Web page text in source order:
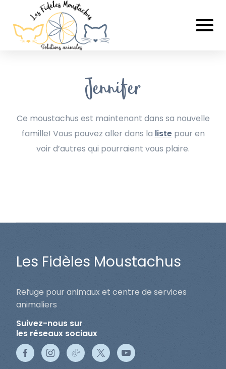
Jennifer
Ce moustachus est maintenant dans sa nouvelle
famille! Vous pouvez aller dans la listepour en
voir d’autres qui pourraient vous plaire.
Les Fidèles Moustachus
Refuge pour animaux et centre de services
animaliers
Suivez-nous sur
les réseaux sociaux